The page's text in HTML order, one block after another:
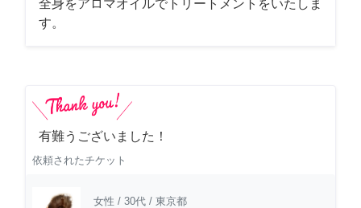
全身をアロマオイルでトリートメントをいたしま
す。
有難うございました！
依頼されたチケット
女性 / 30代 / 東京都